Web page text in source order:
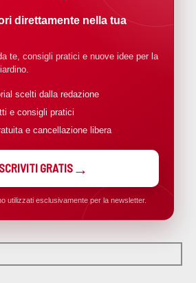
direttamente nella tua
te, consigli pratici e nuove idee per la
scelti dalla redazione
e consigli pratici
e cancellazione libera
GRATIS
utilizzati esclusivamente per la newsletter.